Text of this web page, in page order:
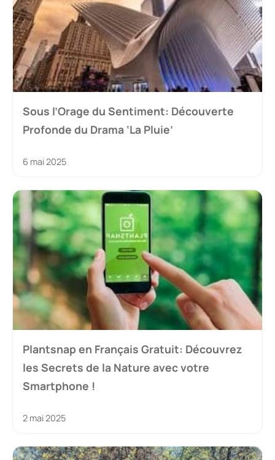
Sous l’Orage du Sentiment: Découverte
Profonde du Drama ‘La Pluie’
6 mai 2025
Plantsnap en Français Gratuit: Découvrez
les Secrets de la Nature avec votre
Smartphone !
2 mai 2025